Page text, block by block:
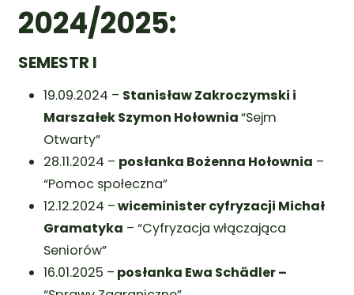
2024/2025:
SEMESTR I
19.09.2024 – Stanisław Zakroczymski i
Marszałek Szymon Hołownia“Sejm
Otwarty”
28.11.2024 – posłanka Bożenna Hołownia –
“Pomoc społeczna”
12.12.2024 –wiceminister cyfryzacji Michał
Gramatyka – “Cyfryzacja włączająca
Seniorów”
16.01.2025 – posłanka Ewa Schädler –